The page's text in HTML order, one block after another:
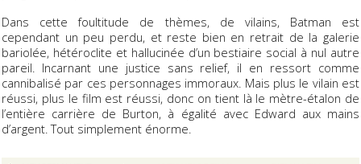
Dans cette foultitude de thèmes, de vilains, Batman est
cependant un peu perdu, et reste bien en retrait de la galerie
bariolée, hétéroclite et hallucinée d’un bestiaire social à nul autre
pareil. Incarnant une justice sans relief, il en ressort comme
cannibalisé par ces personnages immoraux. Mais plus le vilain est
réussi, plus le film est réussi, donc on tient là le mètre-étalon de
l’entière carrière de Burton, à égalité avec Edward aux mains
d’argent. Tout simplement énorme.